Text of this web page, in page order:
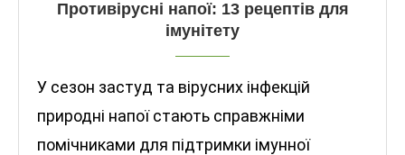
Противірусні напої: 13 рецептів для
імунітету
У сезон застуд та вірусних інфекцій
природні напої стають справжніми
помічниками для підтримки імунної